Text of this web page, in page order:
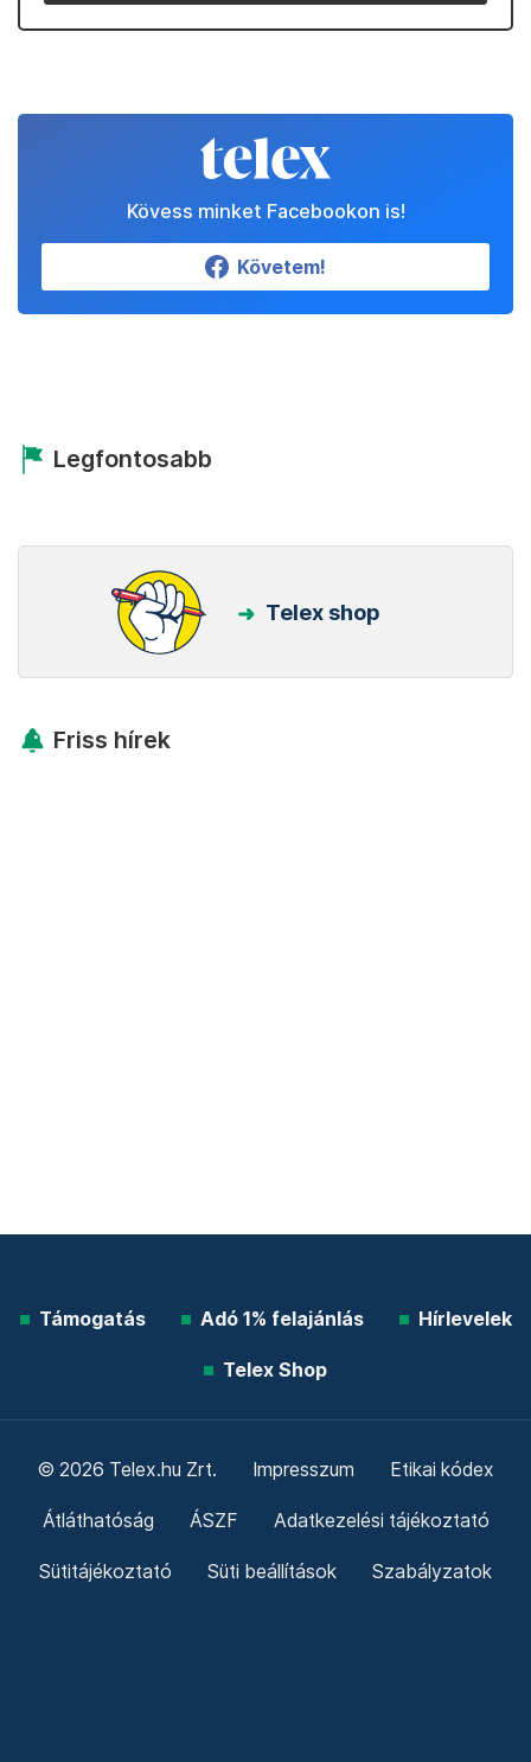
Kövess minket Facebookon is!
Követem!
Legfontosabb
Telex shop
Friss hírek
Támogatás Adó 1% felajánlás Hírlevelek
Telex Shop
© 2026 Telex.hu Zrt. Impresszum Etikai kódex
Átláthatóság ÁSZF Adatkezelési tájékoztató
Sütitájékoztató Süti beállítások Szabályzatok